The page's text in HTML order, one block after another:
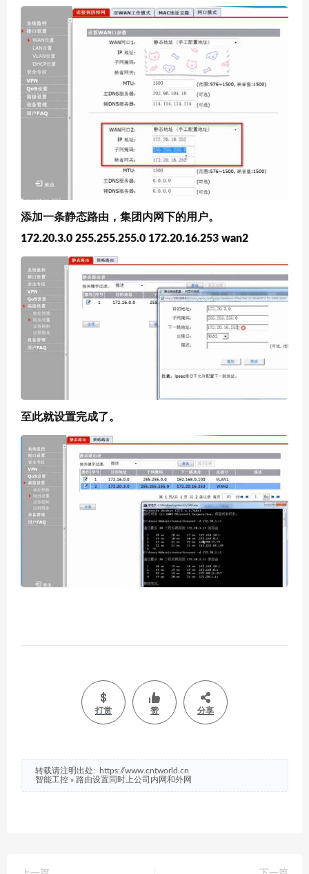
添加一条静态路由，集团内网下的用户。
172.20.3.0 255.255.255.0 172.20.16.253 wan2
至此就设置完成了。
打赏 赞 分享
转载请注明出处:
https://www.cntworld.cn
智能工控 » 路由设置同时上公司内网和外网